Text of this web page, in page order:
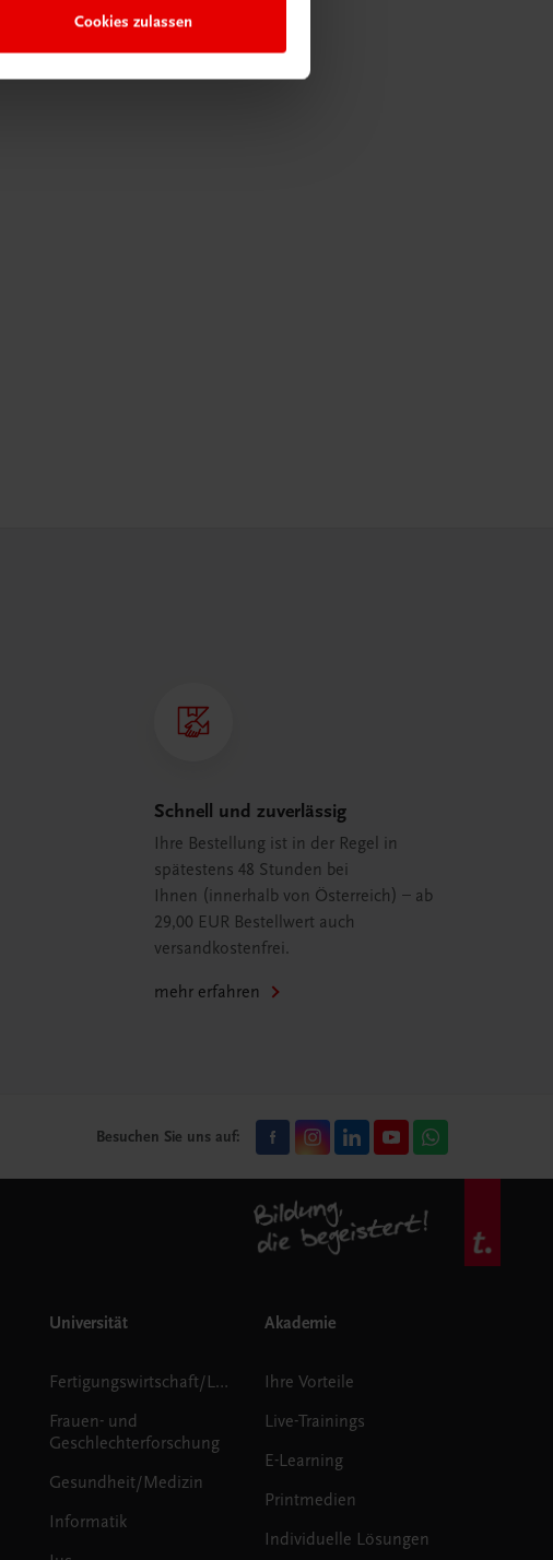
Cookies zulassen
Schnell und zuverlässig
Ihre Bestellung ist in der Regel in
spätestens 48 Stunden bei
Ihnen (innerhalb von Österreich) – ab
29,00 EUR Bestellwert auch
versandkostenfrei.
mehr erfahren
Besuchen Sie uns auf:
Universität
Fertigungswirtschaft/Logistik
Frauen- und
Geschlechterforschung
Gesundheit/Medizin
Informatik
Akademie
Ihre Vorteile
Live-Trainings
E-Learning
Printmedien
Individuelle Lösungen